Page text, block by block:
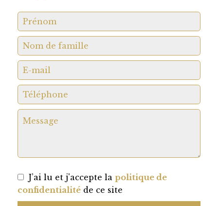
J’ai lu et j'accepte la politique de
confidentialité de ce site